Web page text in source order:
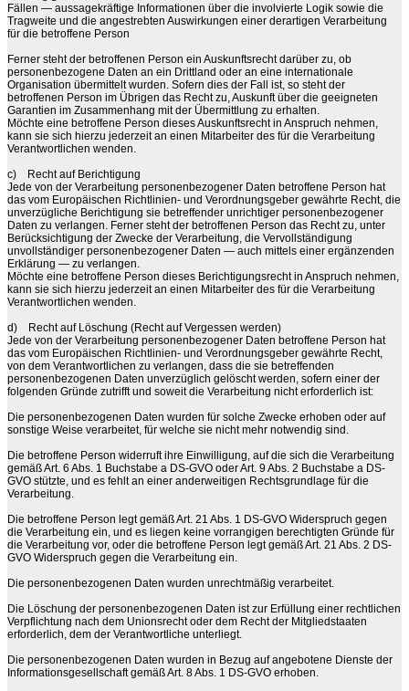
Fällen — aussagekräftige Informationen über die involvierte Logik sowie die
Tragweite und die angestrebten Auswirkungen einer derartigen Verarbeitung
für die betroffene Person
Ferner steht der betroffenen Person ein Auskunftsrecht darüber zu, ob
personenbezogene Daten an ein Drittland oder an eine internationale
Organisation übermittelt wurden. Sofern dies der Fall ist, so steht der
betroffenen Person im Übrigen das Recht zu, Auskunft über die geeigneten
Garantien im Zusammenhang mit der Übermittlung zu erhalten.
Möchte eine betroffene Person dieses Auskunftsrecht in Anspruch nehmen,
kann sie sich hierzu jederzeit an einen Mitarbeiter des für die Verarbeitung
Verantwortlichen wenden.
c)
Recht auf Berichtigung
Jede von der Verarbeitung personenbezogener Daten betroffene Person hat
das vom Europäischen Richtlinien- und Verordnungsgeber gewährte Recht, die
unverzügliche Berichtigung sie betreffender unrichtiger personenbezogener
Daten zu verlangen. Ferner steht der betroffenen Person das Recht zu, unter
Berücksichtigung der Zwecke der Verarbeitung, die Vervollständigung
unvollständiger personenbezogener Daten — auch mittels einer ergänzenden
Erklärung — zu verlangen.
Möchte eine betroffene Person dieses Berichtigungsrecht in Anspruch nehmen,
kann sie sich hierzu jederzeit an einen Mitarbeiter des für die Verarbeitung
Verantwortlichen wenden.
d)
Recht auf Löschung (Recht auf Vergessen werden)
Jede von der Verarbeitung personenbezogener Daten betroffene Person hat
das vom Europäischen Richtlinien- und Verordnungsgeber gewährte Recht,
von dem Verantwortlichen zu verlangen, dass die sie betreffenden
personenbezogenen Daten unverzüglich gelöscht werden, sofern einer der
folgenden Gründe zutrifft und soweit die Verarbeitung nicht erforderlich ist:
Die personenbezogenen Daten wurden für solche Zwecke erhoben oder auf
sonstige Weise verarbeitet, für welche sie nicht mehr notwendig sind.
Die betroffene Person widerruft ihre Einwilligung, auf die sich die Verarbeitung
gemäß Art. 6 Abs. 1 Buchstabe a DS-GVO oder Art. 9 Abs. 2 Buchstabe a DS-
GVO stützte, und es fehlt an einer anderweitigen Rechtsgrundlage für die
Verarbeitung.
Die betroffene Person legt gemäß Art. 21 Abs. 1 DS-GVO Widerspruch gegen
die Verarbeitung ein, und es liegen keine vorrangigen berechtigten Gründe für
die Verarbeitung vor, oder die betroffene Person legt gemäß Art. 21 Abs. 2 DS-
GVO Widerspruch gegen die Verarbeitung ein.
Die personenbezogenen Daten wurden unrechtmäßig verarbeitet.
Die Löschung der personenbezogenen Daten ist zur Erfüllung einer rechtlichen
Verpflichtung nach dem Unionsrecht oder dem Recht der Mitgliedstaaten
erforderlich, dem der Verantwortliche unterliegt.
Die personenbezogenen Daten wurden in Bezug auf angebotene Dienste der
Informationsgesellschaft gemäß Art. 8 Abs. 1 DS-GVO erhoben.